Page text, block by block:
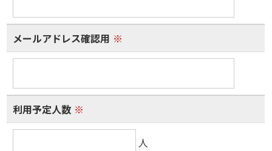
メールアドレス確認用 ※
利用予定人数 ※
人